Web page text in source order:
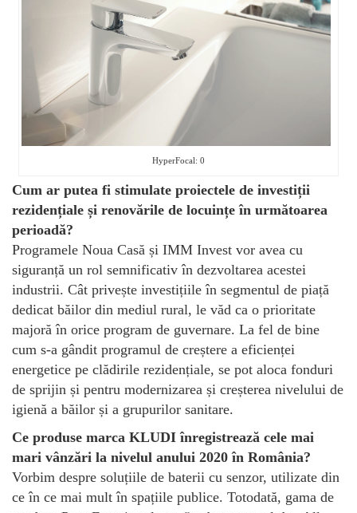
HyperFocal: 0
Cum ar putea fi stimulate proiectele de investiții
rezidențiale și renovările de locuințe în următoarea
perioadă?
Programele Noua Casă și IMM Invest vor avea cu
siguranță un rol semnificativ în dezvoltarea acestei
industrii. Cât privește investițiile în segmentul de piață
dedicat băilor din mediul rural, le văd ca o prioritate
majoră în orice program de guvernare. La fel de bine
cum s-a gândit programul de creștere a eficienței
energetice pe clădirile rezidențiale, se pot aloca fonduri
de sprijin și pentru modernizarea și creșterea nivelului de
igienă a băilor și a grupurilor sanitare.
Ce produse marca KLUDI înregistrează cele mai
mari vânzări la nivelul anului 2020 în România?
Vorbim despre soluțiile de baterii cu senzor, utilizate din
ce în ce mai mult în spațiile publice. Totodată, gama de